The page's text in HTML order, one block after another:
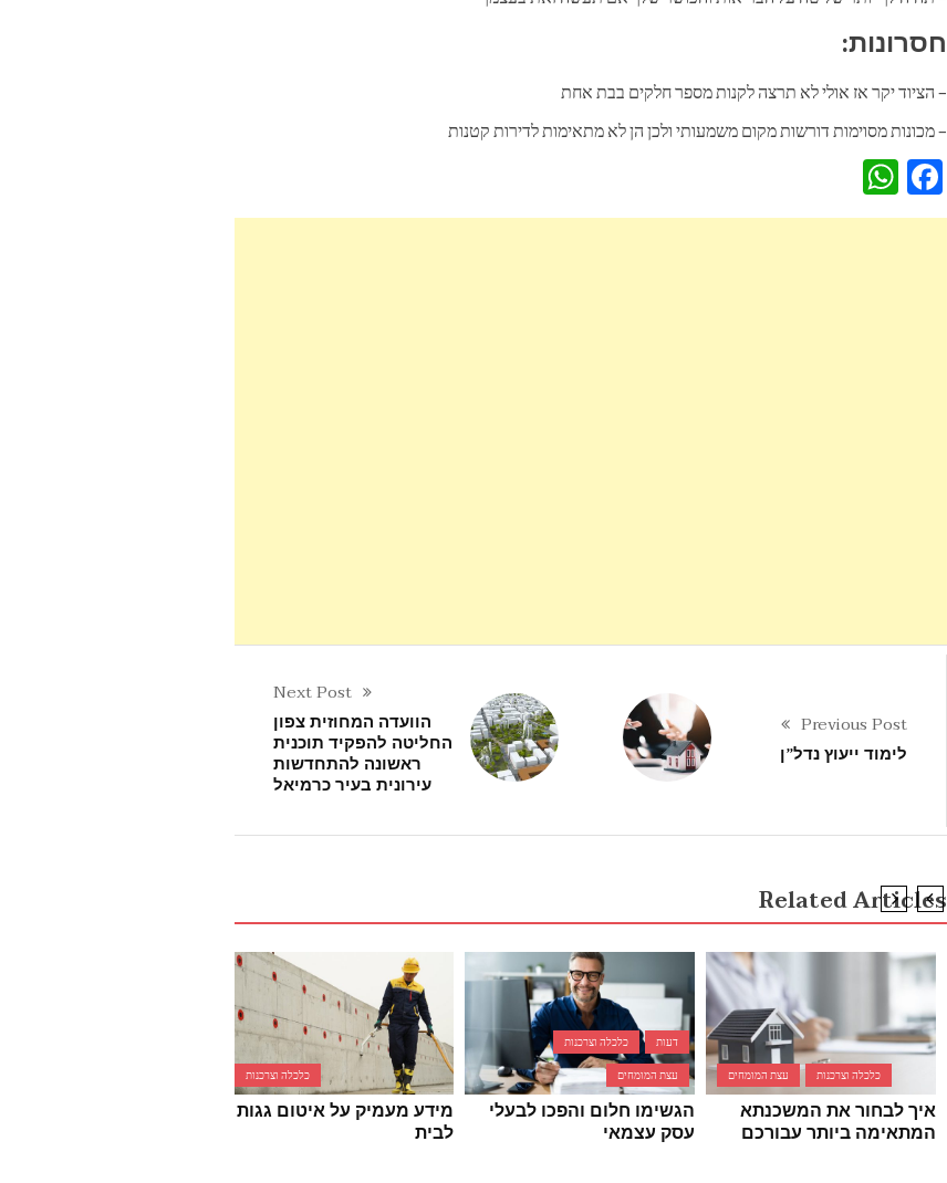
חסרונות:
– הציוד יקר אז אולי לא תרצה לקנות מספר חלקים בבת אחת
– מכונות מסוימות דורשות מקום משמעותי ולכן הן לא מתאימות לדירות קטנות
Facebook
Previous Post
לימוד ייעוץ נדל”ן
Next Post
הוועדה המחוזית צפון
החליטה להפקיד תוכנית
ראשונה להתחדשות
עירונית בעיר כרמיאל
Related Articles
כלכלה וצרכנות
מידע מעמיק על איטום גגות
לבית
דעות כלכלה וצרכנות
עצת המומחים
הגשימו חלום והפכו לבעלי
עסק עצמאי
כלכלה וצרכנות עצת המומחים
איך לבחור את המשכנתא
המתאימה ביותר עבורכם